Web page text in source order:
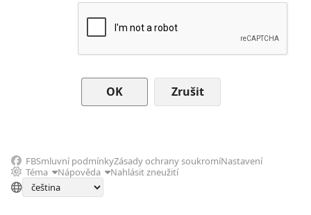
Zrušit
FBSmluvní podmínkyZásady ochrany soukromíNastavení
Téma
Nápověda Nahlásit zneužití